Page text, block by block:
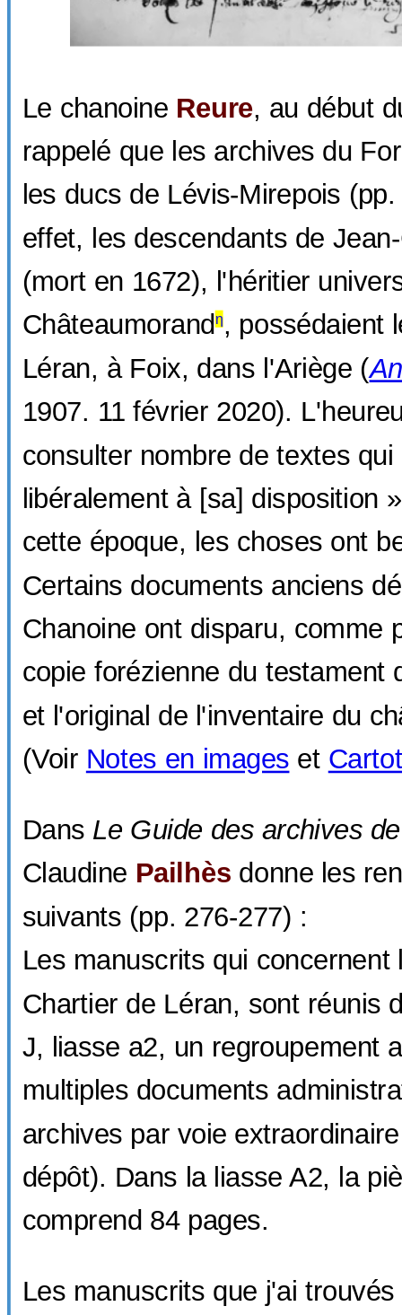
Le chanoine Reure, au début
rappelé que les archives du
les ducs de Lévis-Mirepois
effet, les descendants de
(mort en 1672), l'héritier
Châteaumorandη, possédaient
Léran, à Foix, dans l'Ariège (
1907. 11 février 2020).
consulter nombre de textes
libéralement à [sa] disposition
cette époque, les choses ont
Certains documents anciens
Chanoine ont disparu, comme
copie forézienne du testament
et l'original de l'inventaire du
(Voir Notes en images et
Dans Le Guide des archives
Claudine Pailhès donne les
suivants (pp. 276-277) :
Les manuscrits qui concernent
Chartier de Léran, sont réunis
J, liasse a2, un regroupement
multiples documents
archives par voie
dépôt). Dans la liasse A2, la
comprend 84 pages.
Les manuscrits que j'ai